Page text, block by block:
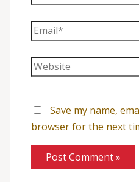
Email*
Website
Save my name,
browser for the next